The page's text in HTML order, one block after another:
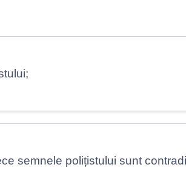
semnele polițistului sunt